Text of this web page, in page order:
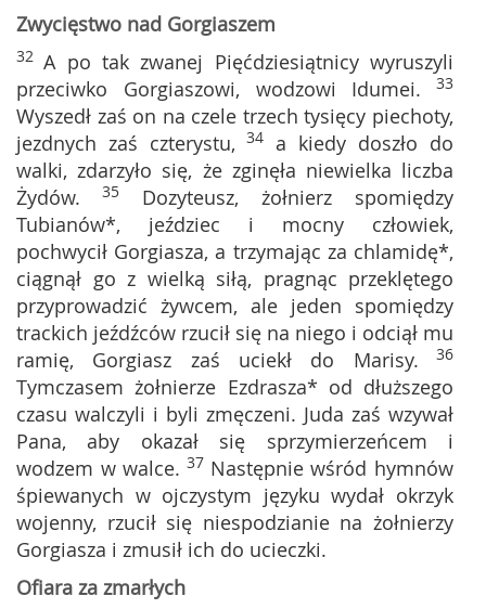
Zwycięstwo nad Gorgiaszem
32 A po tak zwanej Pięćdziesiątnicy wyruszyli
przeciwko Gorgiaszowi, wodzowi Idumei. 33
Wyszedł zaś on na czele trzech tysięcy piechoty,
jezdnych zaś czterystu, 34 a kiedy doszło do
walki, zdarzyło się, że zginęła niewielka liczba
Żydów. 35 Dozyteusz, żołnierz spomiędzy
Tubianów*, jeździec i mocny człowiek,
pochwycił Gorgiasza, a trzymając za chlamidę*,
ciągnął go z wielką siłą, pragnąc przeklętego
przyprowadzić żywcem, ale jeden spomiędzy
trackich jeźdźców rzucił się na niego i odciął mu
ramię, Gorgiasz zaś uciekł do Marisy. 36
Tymczasem żołnierze Ezdrasza* od dłuższego
czasu walczyli i byli zmęczeni. Juda zaś wzywał
Pana, aby okazał się sprzymierzeńcem i
wodzem w walce. 37 Następnie wśród hymnów
śpiewanych w ojczystym języku wydał okrzyk
wojenny, rzucił się niespodzianie na żołnierzy
Gorgiasza i zmusił ich do ucieczki.
Ofiara za zmarłych